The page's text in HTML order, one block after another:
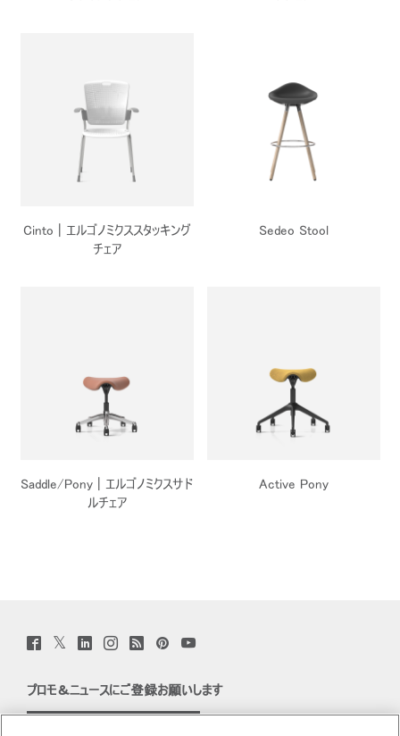
Cinto | エルゴノミクススタッキング
チェア
Sedeo Stool
Saddle/Pony | エルゴノミクスサド
ルチェア
Active Pony
Facebook
(opens
Twitter
(opens
LinkedIn
(opens
Instagram
(opens
Humanscale
Blog
window)
PinterstYouTube
プロモ＆ニュースにご登録お願いします